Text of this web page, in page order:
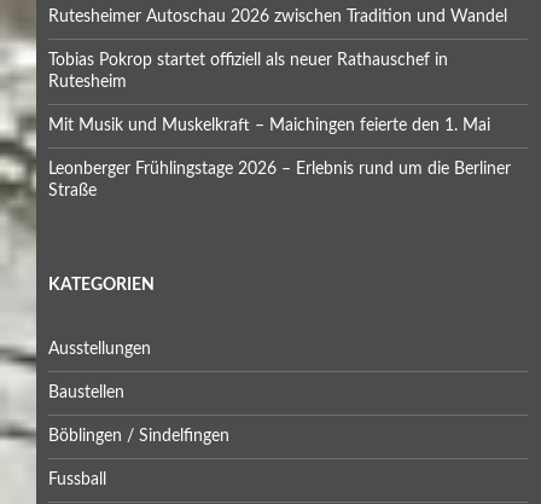
Rutesheimer Autoschau 2026 zwischen Tradition und Wandel
Tobias Pokrop startet offiziell als neuer Rathauschef in
Rutesheim
Mit Musik und Muskelkraft – Maichingen feierte den 1. Mai
Leonberger Frühlingstage 2026 – Erlebnis rund um die Berliner
Straße
KATEGORIEN
Ausstellungen
Baustellen
Böblingen / Sindelfingen
Fussball